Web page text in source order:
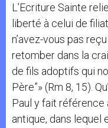
L’Ecriture Sainte
liberté à celui de
n’avez-vous pas
retomber dans la
de fils adoptifs qui
Père”» (Rm 8, 15).
Paul y fait référence
antique, dans lequel